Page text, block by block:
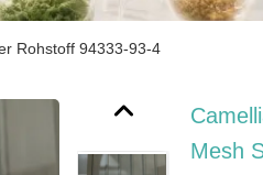
Rohstoff 94333-93-4
Mesh